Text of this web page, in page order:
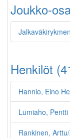
Joukko-
Henkilöt
Hannio, Eino
Lumiaho, Pentti
Rankinen,